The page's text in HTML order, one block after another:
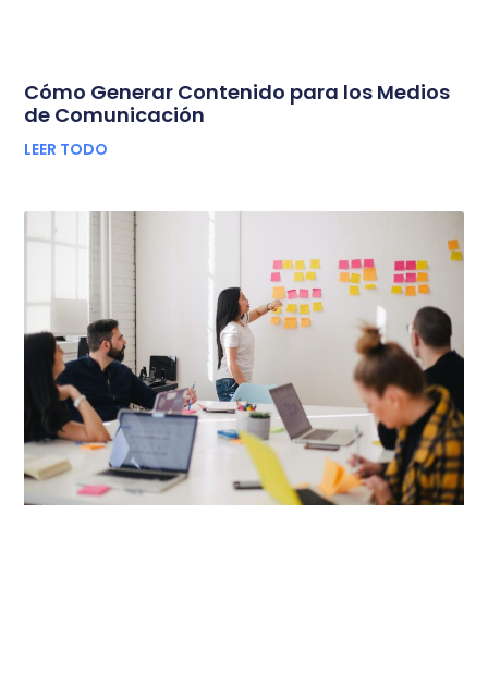
Cómo Generar Contenido para los Medios
de Comunicación
LEER TODO